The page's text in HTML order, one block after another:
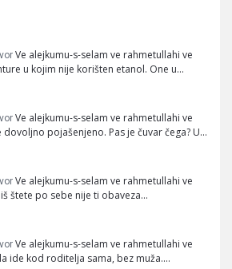
Ve alejkumu-s-selam ve rahmetullahi ve
u kojim nije korišten etanol. One u…
Ve alejkumu-s-selam ve rahmetullahi ve
dovoljno pojašenjeno. Pas je čuvar čega? U…
Ve alejkumu-s-selam ve rahmetullahi ve
štete po sebe nije ti obaveza…
Ve alejkumu-s-selam ve rahmetullahi ve
ide kod roditelja sama, bez muža.…